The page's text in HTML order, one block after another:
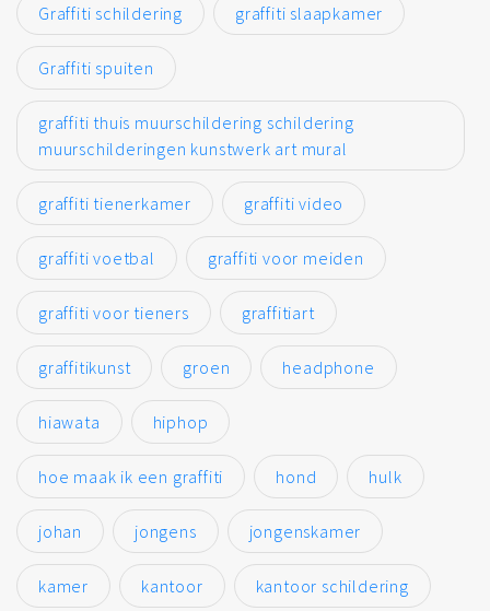
Graffiti schildering graffiti slaapkamer
Graffiti spuiten
graffiti thuis muurschildering schildering
muurschilderingen kunstwerk art mural
graffiti tienerkamer graffiti video
graffiti voetbal graffiti voor meiden
graffiti voor tieners graffitiart
graffitikunst groen headphone
hiawata hiphop
hoe maak ik een graffiti hond hulk
johan jongens jongenskamer
kamer kantoor kantoor schildering